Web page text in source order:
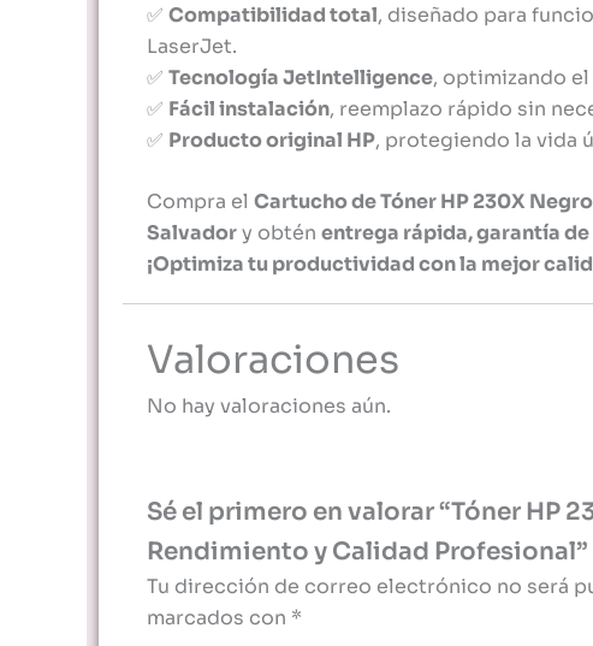
✅ Compatibilidad total, diseñado para
LaserJet.
✅ Tecnología JetIntelligence, optimizando
✅ Fácil instalación, reemplazo rápido sin
✅ Producto original HP, protegiendo la vida
Compra el Cartucho de Tóner HP 230X
Salvadory obtén entrega rápida, garantía
¡Optimiza tu productividad con la mejor
Valoraciones
No hay valoraciones aún.
Sé el primero en valorar “Tóner HP
Rendimiento y Calidad Profesional”
Tu dirección de correo electrónico no será
marcados con *